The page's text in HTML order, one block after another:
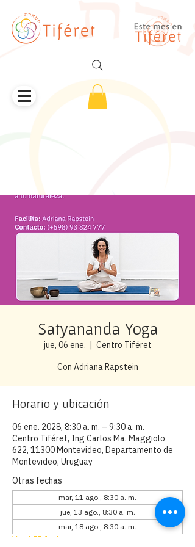
Satyananda Yoga
jue, 06 ene.
  |
Centro Tiféret
Con Adriana Rapstein
Horario y ubicación
06 ene. 2028, 8:30 a. m. – 9:30 a. m.
Centro Tiféret, Ing Carlos Ma. Maggiolo
622, 11300 Montevideo, Departamento de
Montevideo, Uruguay
Otras fechas
mar, 11 ago., 8:30 a. m.
jue, 13 ago., 8:30 a. m.
mar, 18 ago., 8:30 a. m.
Ver 155 fechas